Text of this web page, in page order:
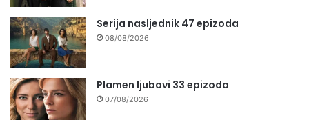
Serija nasljednik 47 epizoda
08/08/2026
Plamen ljubavi 33 epizoda
07/08/2026